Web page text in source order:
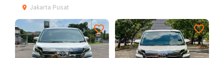
Jakarta Pusat